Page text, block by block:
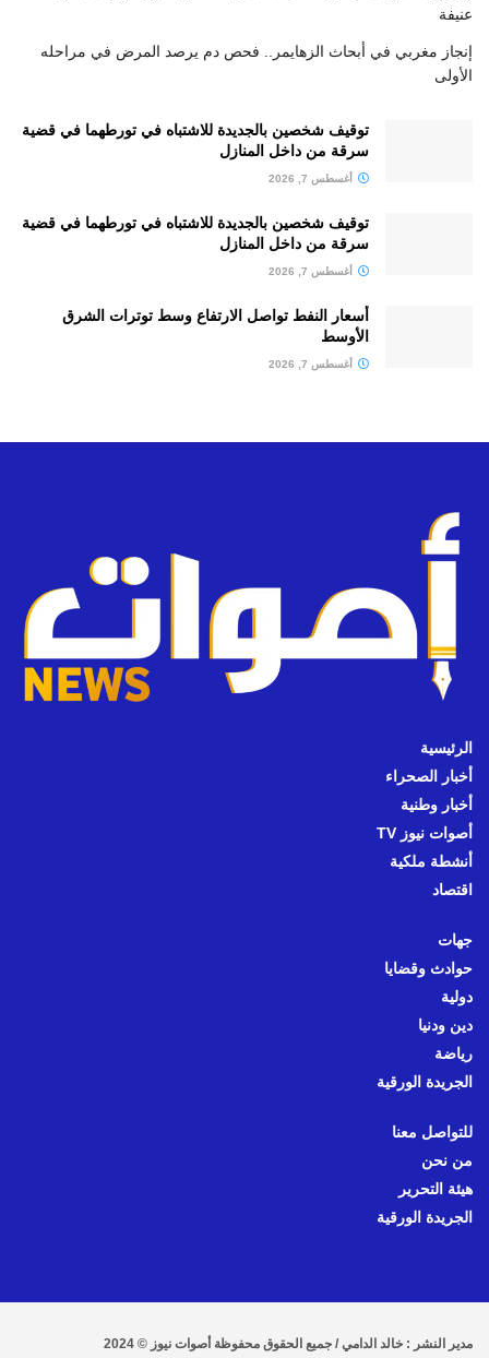
عنيفة
إنجاز مغربي في أبحاث الزهايمر.. فحص دم يرصد المرض في مراحله
الأولى
توقيف شخصين بالجديدة للاشتباه في تورطهما في قضية
سرقة من داخل المنازل
أغسطس 7, 2026
توقيف شخصين بالجديدة للاشتباه في تورطهما في قضية
سرقة من داخل المنازل
أغسطس 7, 2026
أسعار النفط تواصل الارتفاع وسط توترات الشرق
الأوسط
أغسطس 7, 2026
الرئيسية
أخبار الصحراء
أخبار وطنية
أصوات نيوز TV
أنشطة ملكية
اقتصاد
جهات
حوادث وقضايا
دولية
دين ودنيا
رياضة
الجريدة الورقية
للتواصل معنا
من نحن
هيئة التحرير
الجريدة الورقية
مدير النشر : خالد الدامي / جميع الحقوق محفوظة أصوات نيوز © 2024